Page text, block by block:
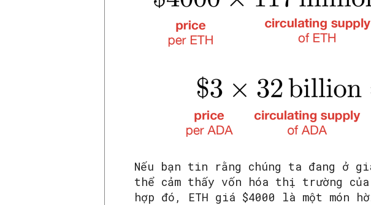
Nếu bạn tin rằng chúng ta đang ở
thể cảm thấy vốn hóa thị trường
hợp đó, ETH giá $4000 là một món